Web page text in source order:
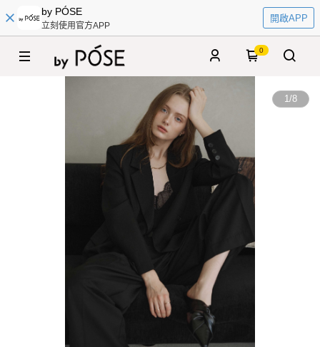
by PÓSE
立刻使用官方APP
開啟APP
0
1/8